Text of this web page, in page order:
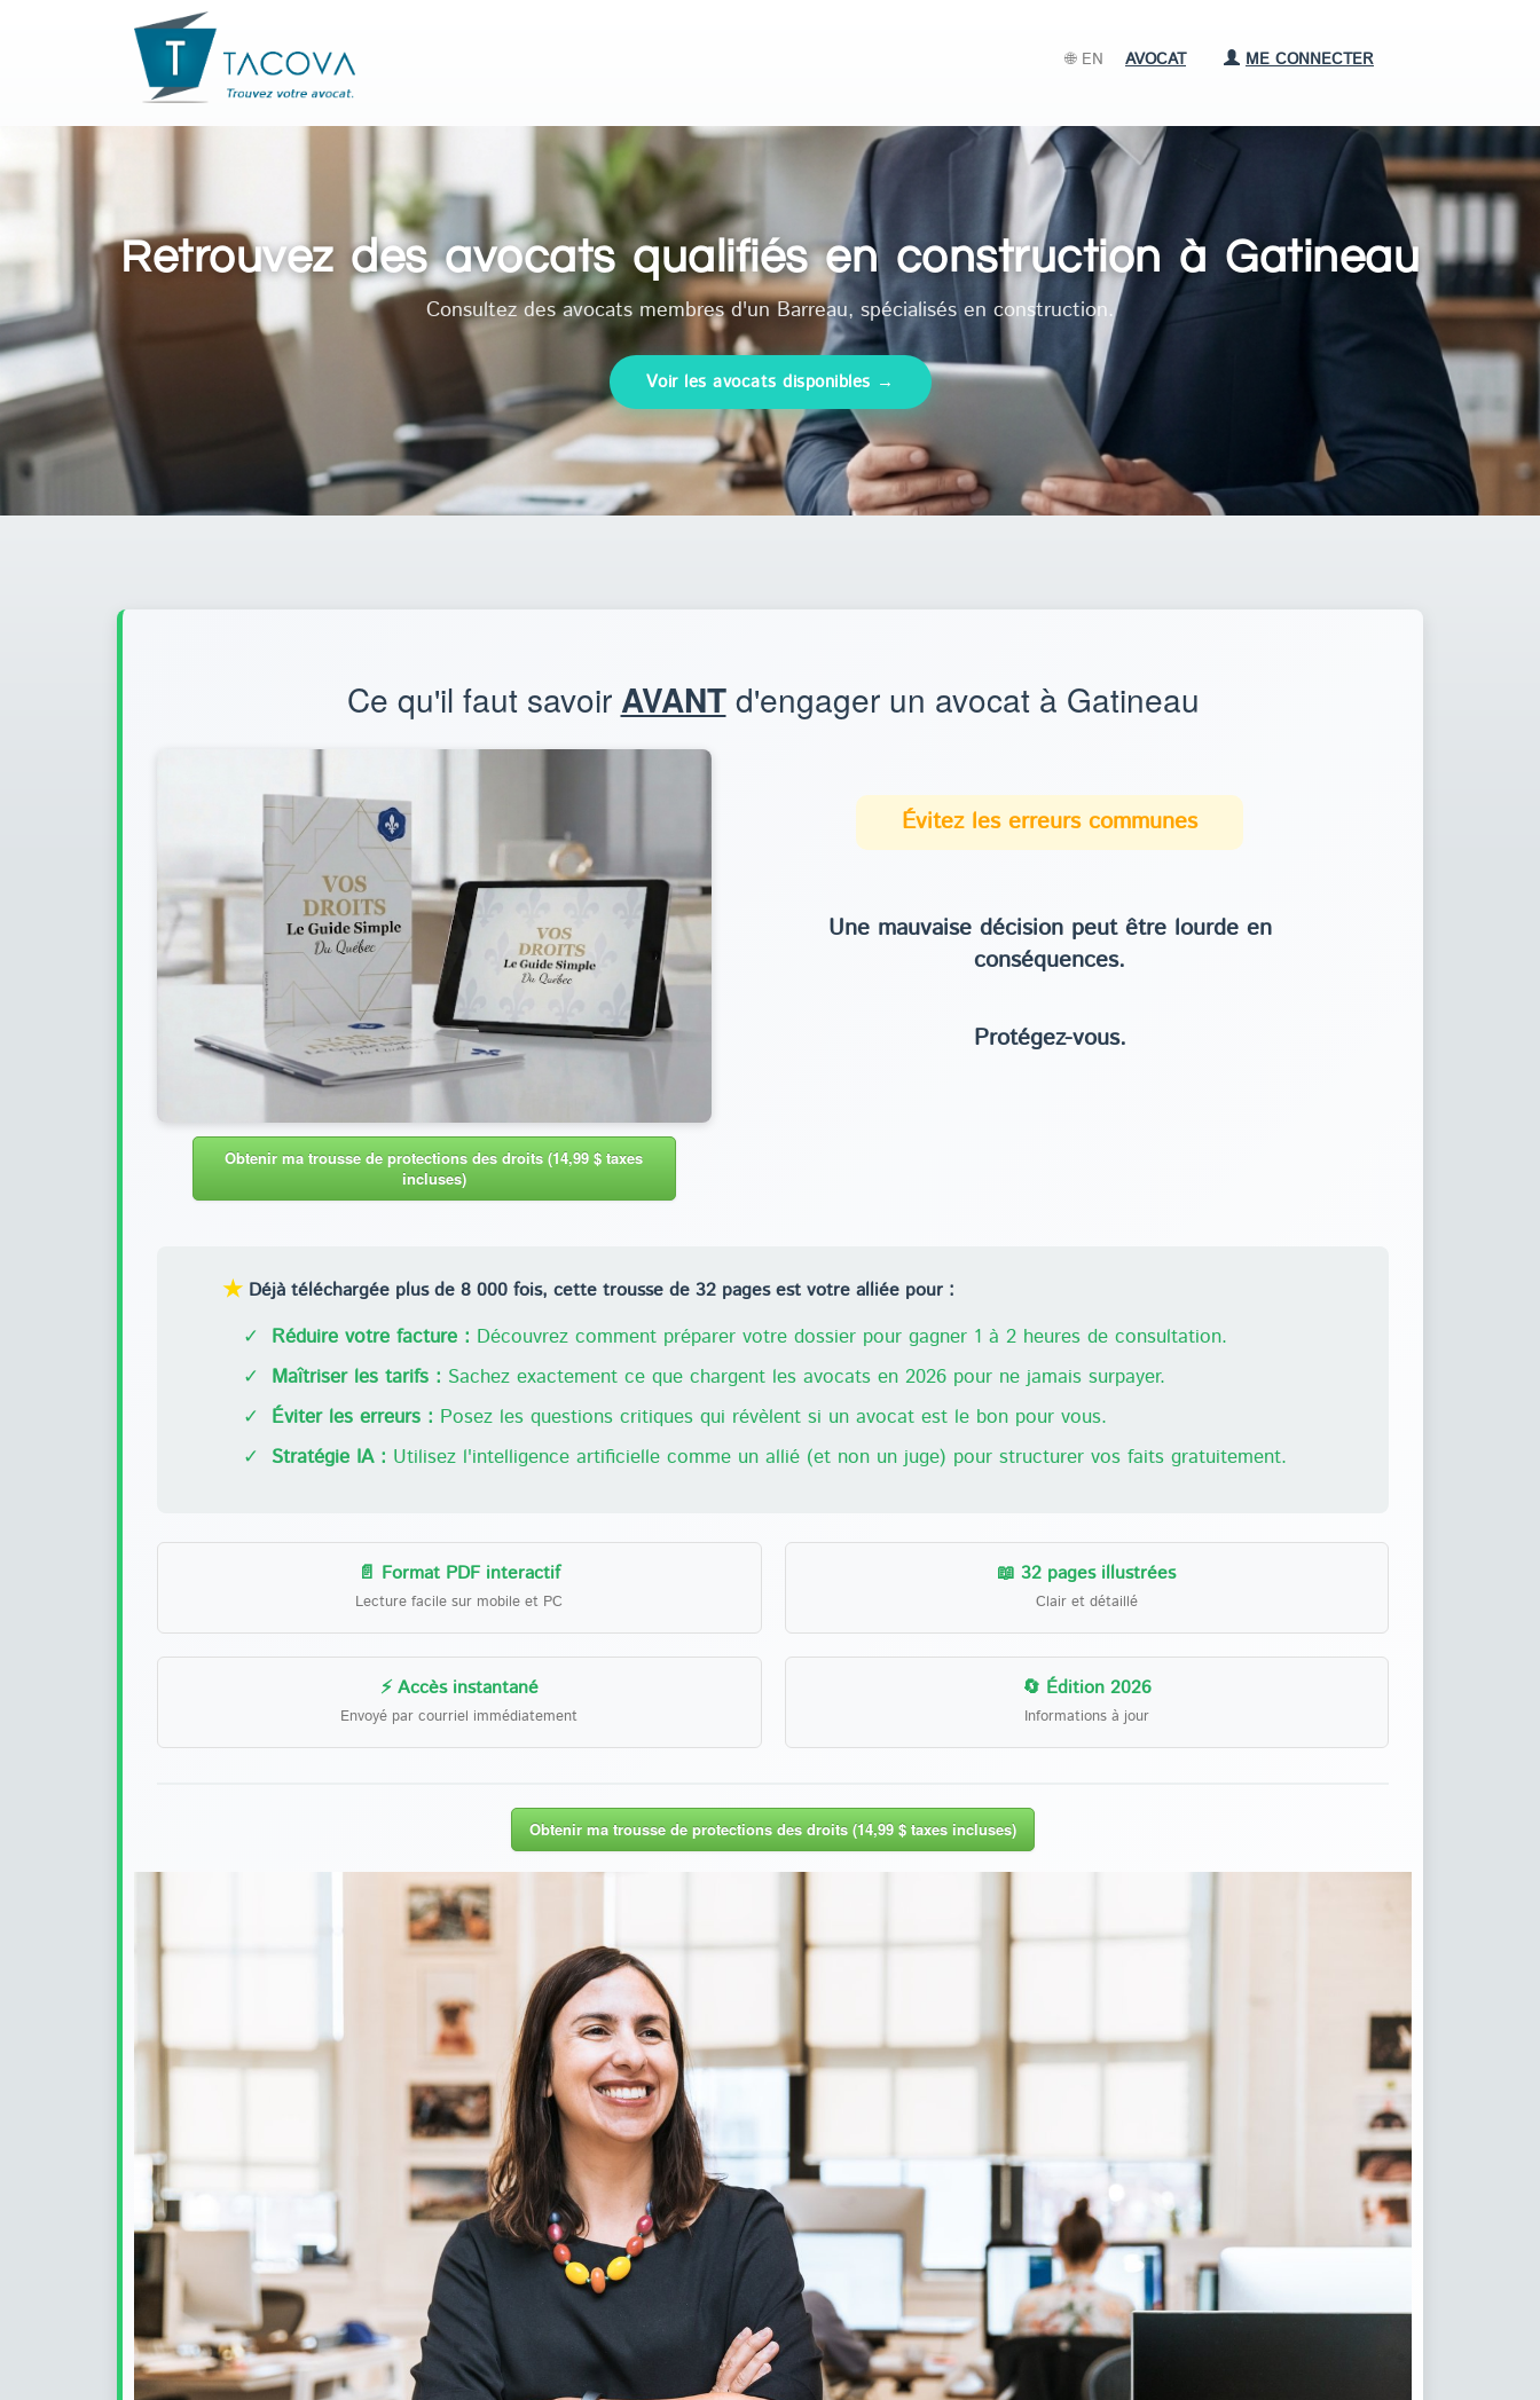
🌐 EN AVOCAT ME CONNECTER
Retrouvez des avocats qualifiés en construction à Gatineau
Consultez des avocats membres d'un Barreau, spécialisés en construction.
Voir les avocats disponibles →
Ce qu'il faut savoir AVANTd'engager un avocat à Gatineau
Obtenir ma trousse de protections des droits (14,99 $ taxes
incluses)
Évitez les erreurs communes
Une mauvaise décision peut être lourde en
conséquences.
Protégez-vous.
★ Déjà téléchargée plus de 8 000 fois, cette trousse de 32 pages est votre alliée pour :
✓ Réduire votre facture : Découvrez comment préparer votre dossier pour gagner 1 à 2 heures de consultation.
✓ Maîtriser les tarifs : Sachez exactement ce que chargent les avocats en 2026 pour ne jamais surpayer.
✓ Éviter les erreurs : Posez les questions critiques qui révèlent si un avocat est le bon pour vous.
✓ Stratégie IA : Utilisez l'intelligence artificielle comme un allié (et non un juge) pour structurer vos faits gratuitement.
📄 Format PDF interactif
Lecture facile sur mobile et PC
📖 32 pages illustrées
Clair et détaillé
⚡ Accès instantané
Envoyé par courriel immédiatement
🔄 Édition 2026
Informations à jour
Obtenir ma trousse de protections des droits (14,99 $ taxes incluses)